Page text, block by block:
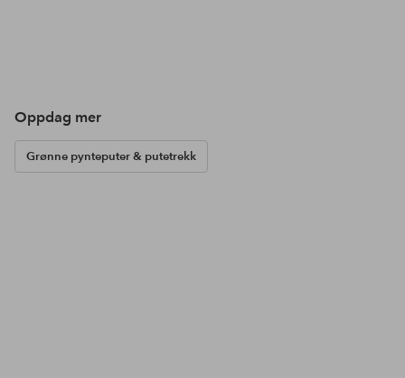
Oppdag mer
Grønne pynteputer & putetrekk